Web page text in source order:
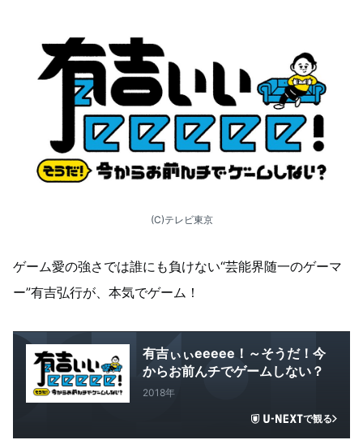
(C)テレビ東京
ゲーム愛の強さでは誰にも負けない“芸能界随一のゲーマ
ー”有吉弘行が、本気でゲーム！
有吉ぃぃeeeee！～そうだ！今
からお前んチでゲームしない？
2018年
で観る